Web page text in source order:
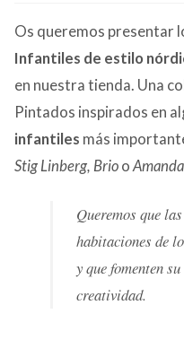
Os queremos presentar
Infantiles de estilo
en nuestra tienda. Una
Pintados inspirados en
infantiles más
Stig Linberg, Brioo
Queremos que
habitaciones de
y que fomenten
creatividad.